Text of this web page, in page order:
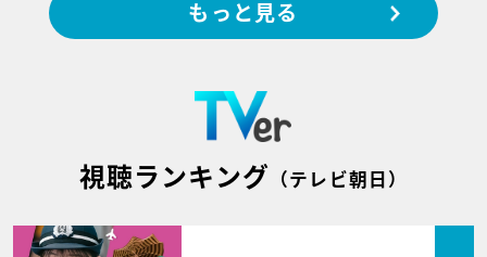
もっと見る
視聴ランキング （テレビ朝日）